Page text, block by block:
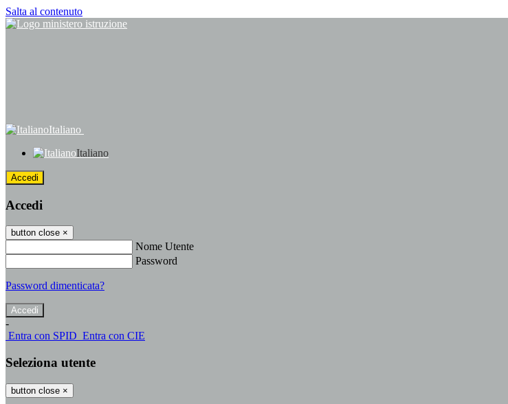
Salta al contenuto
Italiano
Italiano
Accedi
Accedi
button close ×
Nome Utente
Password
Password dimenticata?
-
Entra con SPID Entra con CIE
Seleziona utente
button close ×